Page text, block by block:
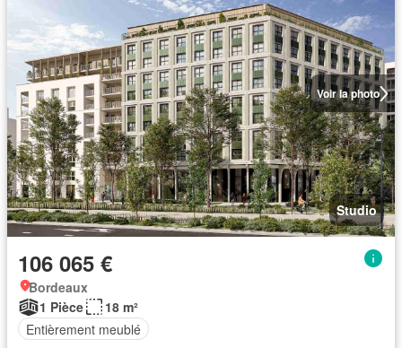
Voir la photo
Studio
106 065 €
Bordeaux
1 Pièce
18 m²
Entièrement meublé